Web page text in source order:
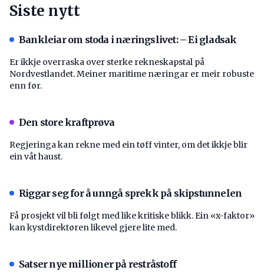
Siste nytt
Bankleiar om stoda i næringslivet: – Ei gladsak
Er ikkje overraska over sterke rekneskapstal på
Nordvestlandet. Meiner maritime næringar er meir robuste
enn før.
Den store kraftprøva
Regjeringa kan rekne med ein tøff vinter, om det ikkje blir
ein våt haust.
Riggar seg for å unngå sprekk på skipstunnelen
Få prosjekt vil bli følgt med like kritiske blikk. Ein «x-faktor»
kan kystdirektøren likevel gjere lite med.
Satser nye millioner på restråstoff